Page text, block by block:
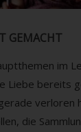
GEMACHT
im
Liebe bereits
verloren
die